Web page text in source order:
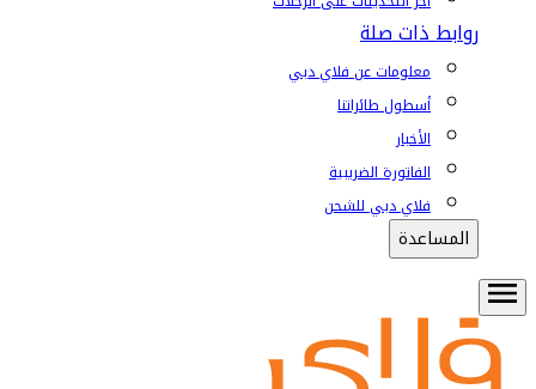
روابط ذات صلة
معلومات عن فلاي دبي
أسطول طائراتنا
الأخبار
الفاتورة الضريبية
فلاي دبي للشحن
المساعدة